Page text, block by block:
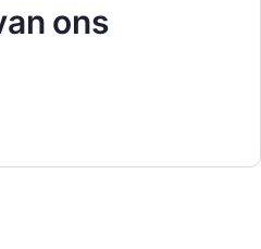
ons